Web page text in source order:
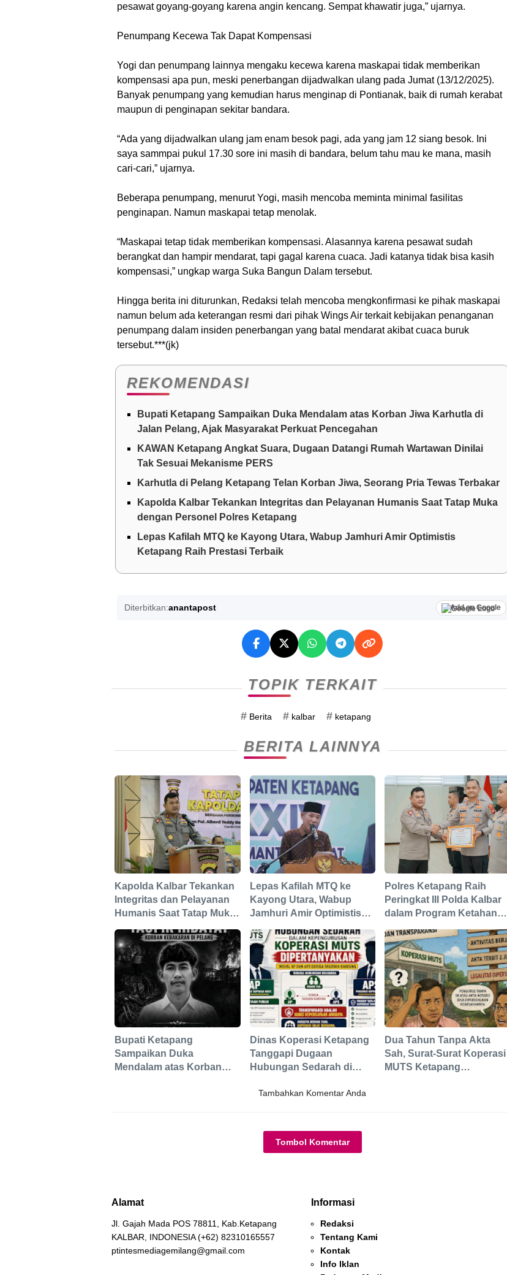
pesawat goyang-goyang karena angin kencang. Sempat khawatir juga,” ujarnya.
Penumpang Kecewa Tak Dapat Kompensasi
Yogi dan penumpang lainnya mengaku kecewa karena maskapai tidak memberikan
kompensasi apa pun, meski penerbangan dijadwalkan ulang pada Jumat (13/12/2025).
Banyak penumpang yang kemudian harus menginap di Pontianak, baik di rumah kerabat
maupun di penginapan sekitar bandara.
“Ada yang dijadwalkan ulang jam enam besok pagi, ada yang jam 12 siang besok. Ini
saya sammpai pukul 17.30 sore ini masih di bandara, belum tahu mau ke mana, masih
cari-cari,” ujarnya.
Beberapa penumpang, menurut Yogi, masih mencoba meminta minimal fasilitas
penginapan. Namun maskapai tetap menolak.
“Maskapai tetap tidak memberikan kompensasi. Alasannya karena pesawat sudah
berangkat dan hampir mendarat, tapi gagal karena cuaca. Jadi katanya tidak bisa kasih
kompensasi,” ungkap warga Suka Bangun Dalam tersebut.
Hingga berita ini diturunkan, Redaksi telah mencoba mengkonfirmasi ke pihak maskapai
namun belum ada keterangan resmi dari pihak Wings Air terkait kebijakan penanganan
penumpang dalam insiden penerbangan yang batal mendarat akibat cuaca buruk
tersebut.***(jk)
REKOMENDASI
Bupati Ketapang Sampaikan Duka Mendalam atas Korban Jiwa Karhutla di
Jalan Pelang, Ajak Masyarakat Perkuat Pencegahan
KAWAN Ketapang Angkat Suara, Dugaan Datangi Rumah Wartawan Dinilai
Tak Sesuai Mekanisme PERS
Karhutla di Pelang Ketapang Telan Korban Jiwa, Seorang Pria Tewas Terbakar
Kapolda Kalbar Tekankan Integritas dan Pelayanan Humanis Saat Tatap Muka
dengan Personel Polres Ketapang
Lepas Kafilah MTQ ke Kayong Utara, Wabup Jamhuri Amir Optimistis
Ketapang Raih Prestasi Terbaik
Diterbitkan:anantapost Add on Google
TOPIK TERKAIT
#Berita #kalbar #ketapang
BERITA LAINNYA
Kapolda Kalbar Tekankan
Integritas dan Pelayanan
Humanis Saat Tatap Muka
Ketapang
Lepas Kafilah MTQ ke
Kayong Utara, Wabup
Jamhuri Amir Optimistis
Terbaik
Polres Ketapang Raih
Peringkat III Polda Kalbar
dalam Program Ketahanan
Dukung Swasembada
Bupati Ketapang
Sampaikan Duka
Mendalam atas Korban
Dinas Koperasi Ketapang
Tanggapi Dugaan
Hubungan Sedarah di
Dua Tahun Tanpa Akta
Sah, Surat-Surat Koperasi
MUTS Ketapang
Tambahkan Komentar Anda
Tombol Komentar
Alamat
Jl. Gajah Mada POS 78811, Kab.Ketapang
KALBAR, INDONESIA (+62) 82310165557
ptintesmediagemilang@gmail.com
Informasi
Redaksi
Tentang Kami
Kontak
Info Iklan